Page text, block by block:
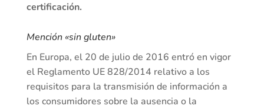
certificación.
Mención «sin gluten»
En Europa, el 20 de julio de 2016 entró en vigor
el Reglamento UE 828/2014 relativo a los
requisitos para la transmisión de información a
los consumidores sobre la ausencia o la